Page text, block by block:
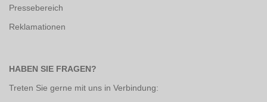
Pressebereich
Reklamationen
HABEN SIE FRAGEN?
Treten Sie gerne mit uns in Verbindung: